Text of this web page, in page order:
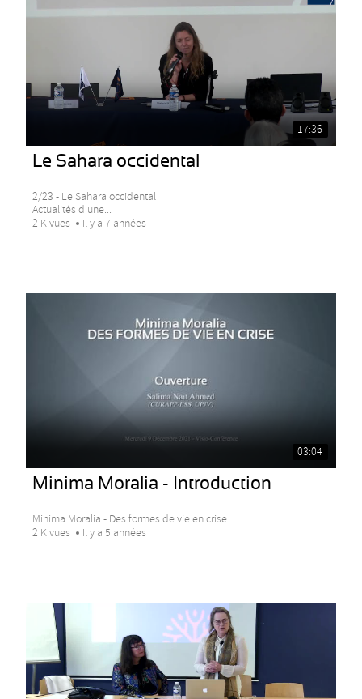
17:36
Le Sahara occidental
2/23 - Le Sahara occidental
Actualités d'une...
2 K vues
Il y a 7 années
03:04
Minima Moralia - Introduction
Minima Moralia - Des formes de vie en crise...
2 K vues
Il y a 5 années